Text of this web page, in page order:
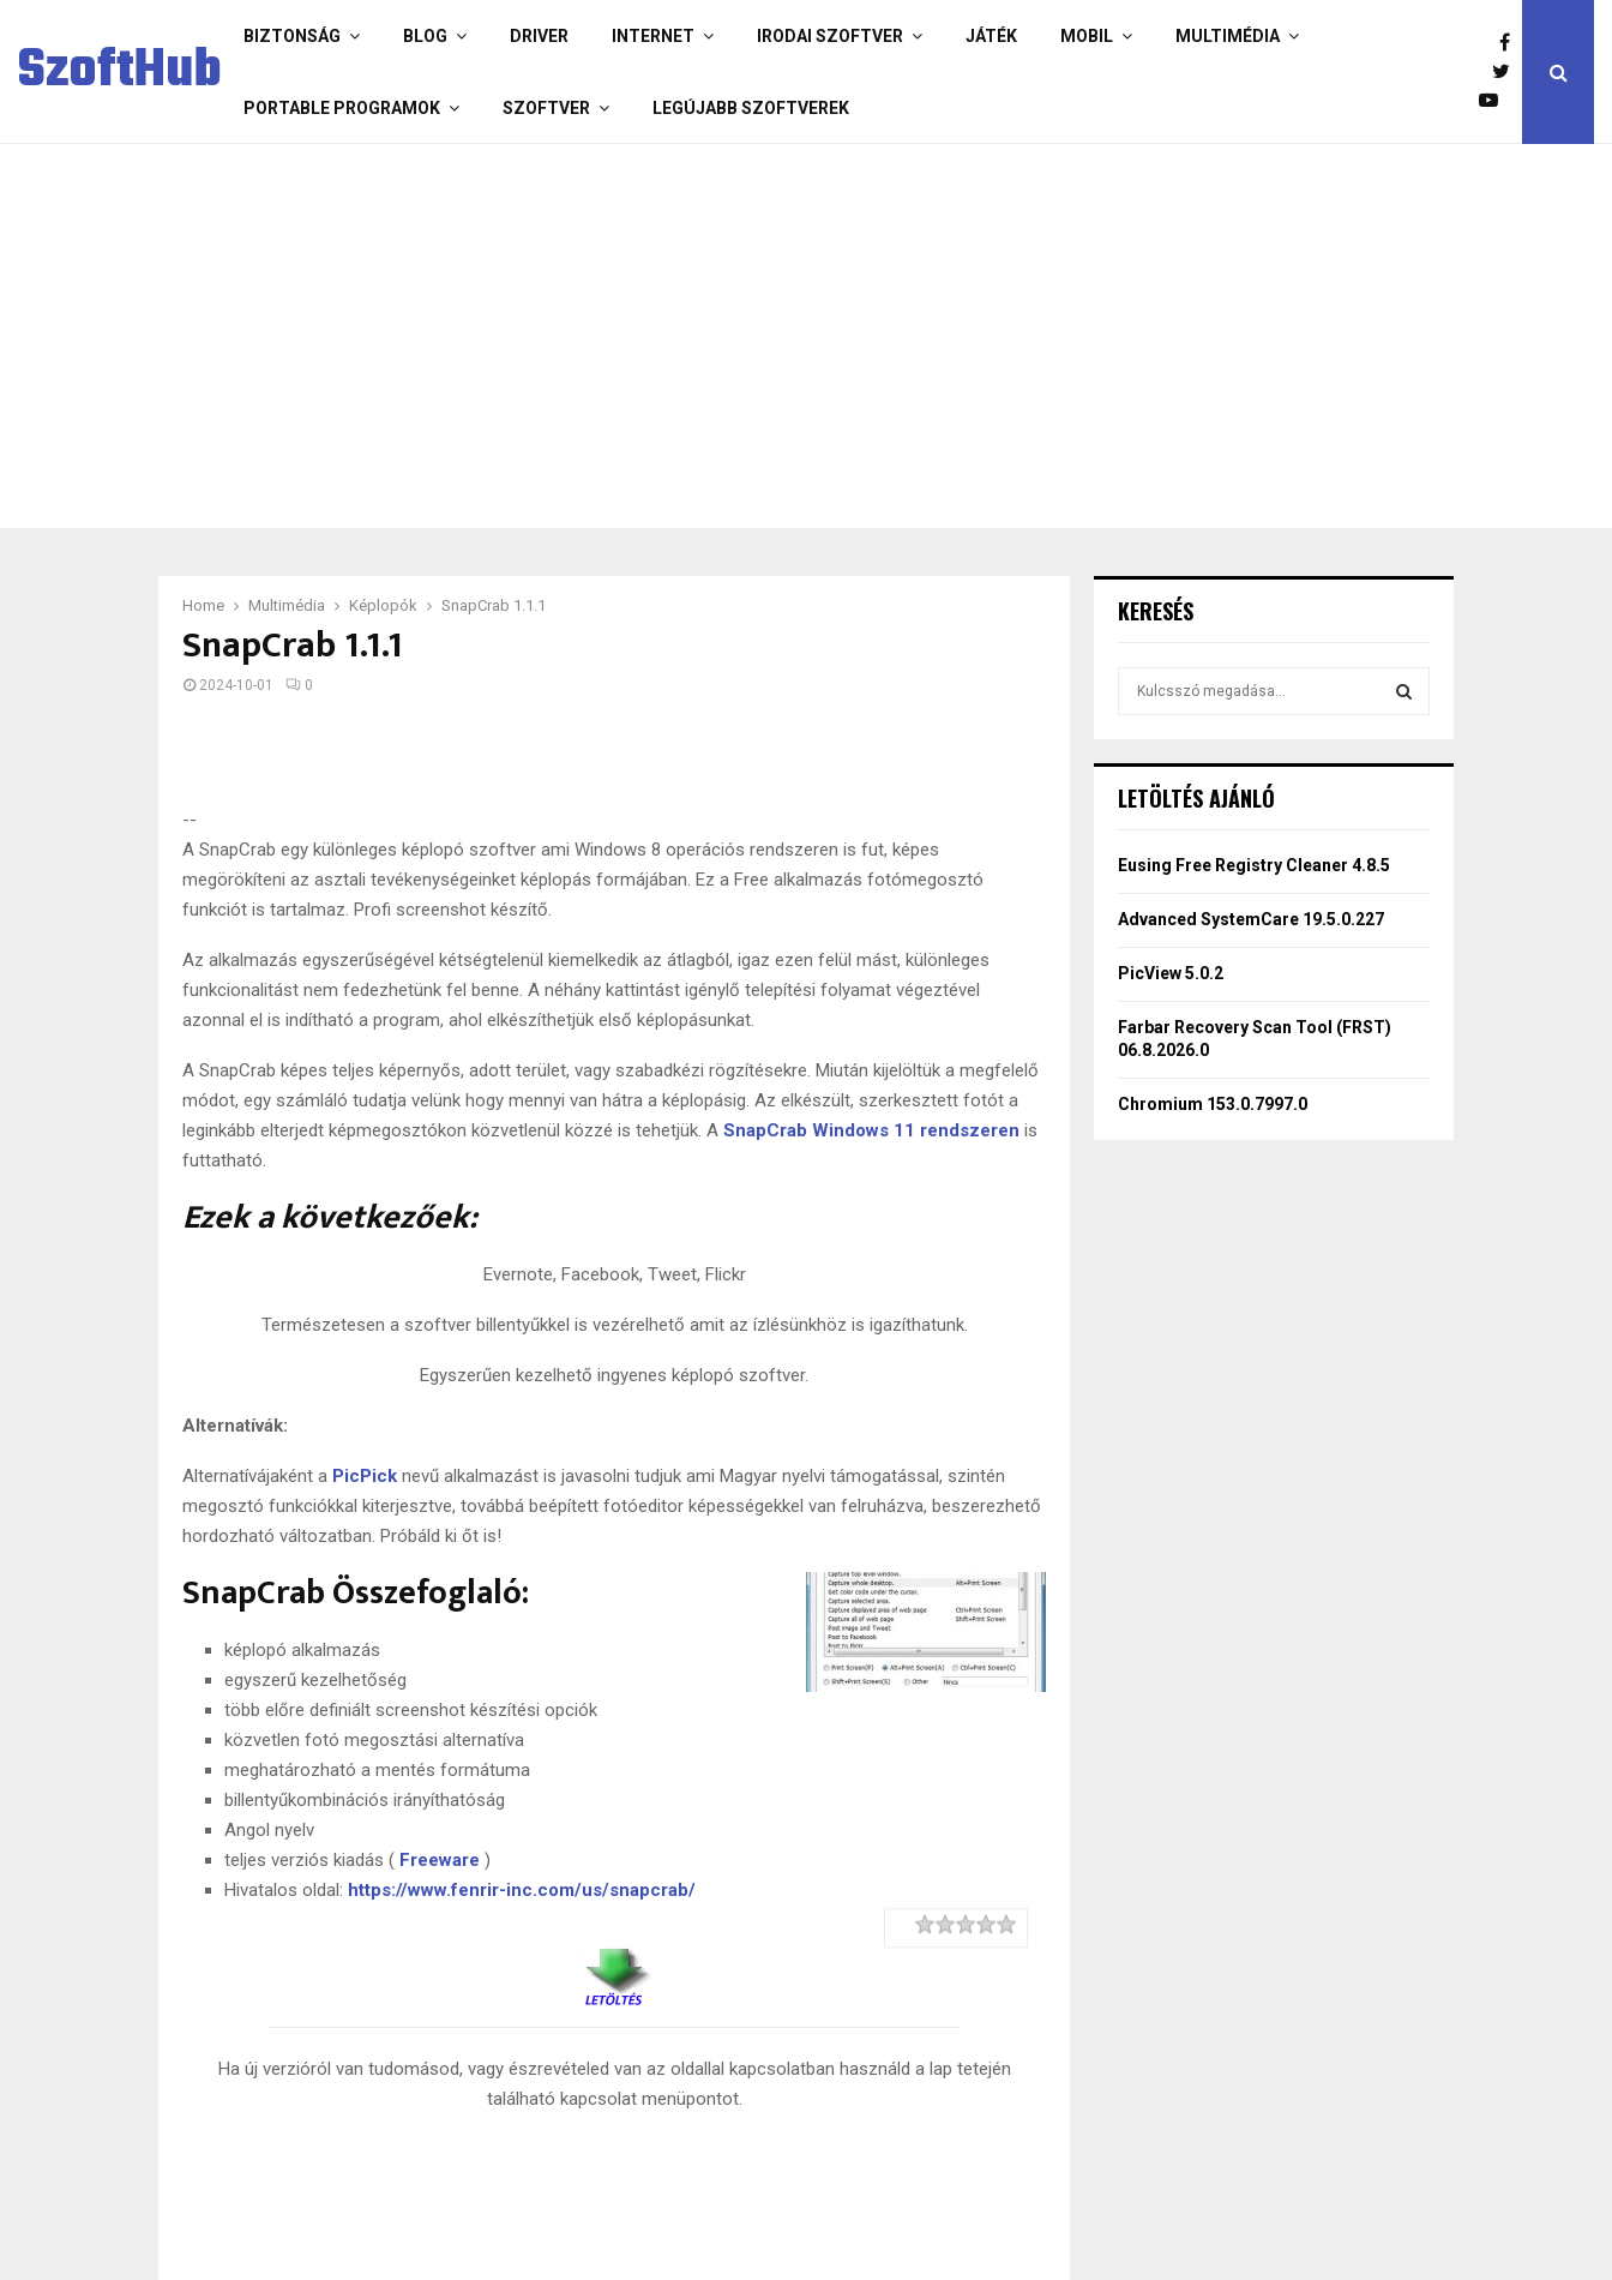
SzoftHub BIZTONSÁG BLOG DRIVER INTERNET IRODAI SZOFTVER JÁTÉK MOBIL MULTIMÉDIA
PORTABLE PROGRAMOK SZOFTVER LEGÚJABB SZOFTVEREK
Home Multimédia Képlopók SnapCrab 1.1.1
SnapCrab 1.1.1
2024-10-01 0
--
A SnapCrab egy különleges képlopó szoftver ami Windows 8 operációs rendszeren is fut, képes
megörökíteni az asztali tevékenységeinket képlopás formájában. Ez a Free alkalmazás fotómegosztó
funkciót is tartalmaz. Profi screenshot készítő.
Az alkalmazás egyszerűségével kétségtelenül kiemelkedik az átlagból, igaz ezen felül mást, különleges
funkcionalitást nem fedezhetünk fel benne. A néhány kattintást igénylő telepítési folyamat végeztével
azonnal el is indítható a program, ahol elkészíthetjük első képlopásunkat.
A SnapCrab képes teljes képernyős, adott terület, vagy szabadkézi rögzítésekre. Miután kijelöltük a megfelelő
módot, egy számláló tudatja velünk hogy mennyi van hátra a képlopásig. Az elkészült, szerkesztett fotót a
leginkább elterjedt képmegosztókon közvetlenül közzé is tehetjük. A SnapCrab Windows 11 rendszeren is
futtatható.
Ezek a következőek:
Evernote, Facebook, Tweet, Flickr
Természetesen a szoftver billentyűkkel is vezérelhető amit az ízlésünkhöz is igazíthatunk.
Egyszerűen kezelhető ingyenes képlopó szoftver.
Alternatívák:
Alternatívájaként a PicPick nevű alkalmazást is javasolni tudjuk ami Magyar nyelvi támogatással, szintén
megosztó funkciókkal kiterjesztve, továbbá beépített fotóeditor képességekkel van felruházva, beszerezhető
hordozható változatban. Próbáld ki őt is!
SnapCrab Összefoglaló:
képlopó alkalmazás
egyszerű kezelhetőség
több előre definiált screenshot készítési opciók
közvetlen fotó megosztási alternatíva
meghatározható a mentés formátuma
billentyűkombinációs irányíthatóság
Angol nyelv
teljes verziós kiadás ( Freeware )
Hivatalos oldal: https://www.fenrir-inc.com/us/snapcrab/
Ha új verzióról van tudomásod, vagy észrevételed van az oldallal kapcsolatban használd a lap tetején
található kapcsolat menüpontot.
Rating 1 star
2 stars
3 stars
4 stars
5 stars
KERESÉS
h
o
LETÖLTÉS AJÁNLÓ
Eusing Free Registry Cleaner 4.8.5
Advanced SystemCare 19.5.0.227
PicView 5.0.2
Farbar Recovery Scan Tool (FRST)
06.8.2026.0
Chromium 153.0.7997.0